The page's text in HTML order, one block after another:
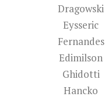
Dragowski
Eysseric
Fernandes
Edimilson
Ghidotti
Hancko